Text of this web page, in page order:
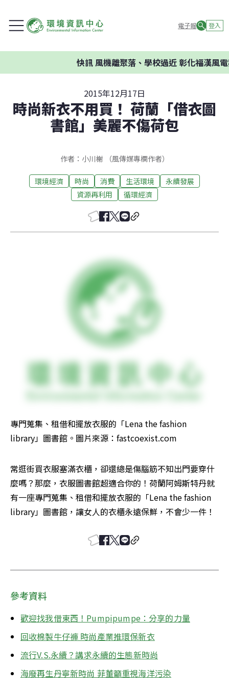
電子報 登入
快訊風機離聚落、學校過近 彰化福漢風電
2015年12月17日
時尚新衣不用買！ 荷蘭「借衣圖
書館」美麗不傷荷包
作者：小川榭 （風傳媒專欄作者）
環境經濟 時尚 消費 生活環境
永續發展
資源再利用
循環經濟
專門蒐集、租借和擺放衣服的「Lena the fashion
library」圖書館。圖片來源：fastcoexist.com
常逛街買衣服塞滿衣櫃，卻還總是傷腦筋不知出門要穿什
麼嗎？那麼，衣服圖書館超適合你的！荷蘭阿姆斯特丹就
有一座專門蒐集、租借和擺放衣服的「Lena the fashion
library」圖書館，讓女人的衣櫃永遠保鮮，不會少一件！
參考資料
歡迎找我借東西！Pumpipumpe：分享的力量
回收棉製牛仔褲 時尚產業推環保新衣
流行V.S.永續？講求永續的生態新時尚
海廢再生丹寧新時尚 菲董籲重視海洋污染